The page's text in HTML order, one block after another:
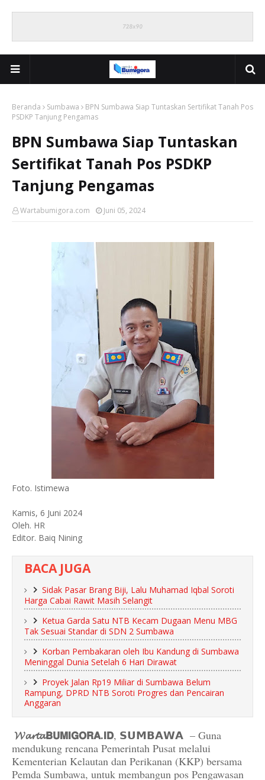
Beranda Sumbawa
BPN Sumbawa Siap Tuntaskan Sertifikat Tanah Pos
PSDKP Tanjung Pengamas
BPN Sumbawa Siap Tuntaskan
Sertifikat Tanah Pos PSDKP
Tanjung Pengamas
Wartabumigora.com Juni 05, 2024
Foto. Istimewa
Kamis, 6 Juni 2024
Oleh. HR
Editor. Baiq Nining
BACA JUGA
Sidak Pasar Brang Biji, Lalu Muhamad Iqbal Soroti
Harga Cabai Rawit Masih Selangit
Ketua Garda Satu NTB Kecam Dugaan Menu MBG
Tak Sesuai Standar di SDN 2 Sumbawa
Korban Pembakaran oleh Ibu Kandung di Sumbawa
Meninggal Dunia Setelah 6 Hari Dirawat
Proyek Jalan Rp19 Miliar di Sumbawa Belum
Rampung, DPRD NTB Soroti Progres dan Pencairan
Anggaran
𝓦𝓪𝓻𝓽𝓪𝗕𝗨𝗠𝗜𝗚𝗢𝗥𝗔.𝗜𝗗, 𝗦𝗨𝗠𝗕𝗔𝗪𝗔 – Guna
mendukung rencana Pemerintah Pusat melalui
Kementerian Kelautan dan Perikanan (KKP) bersama
Pemda Sumbawa, untuk membangun pos Pengawasan